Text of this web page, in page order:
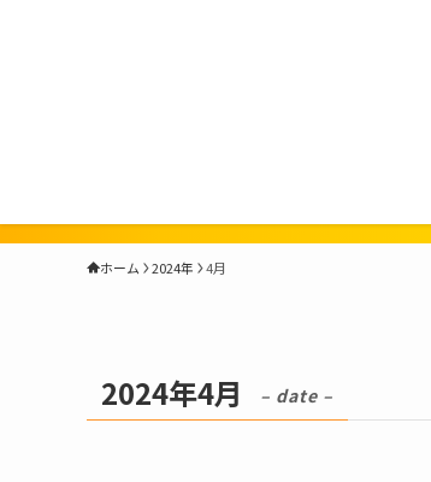
ホーム 2024年 4月
2024年4月 – date –